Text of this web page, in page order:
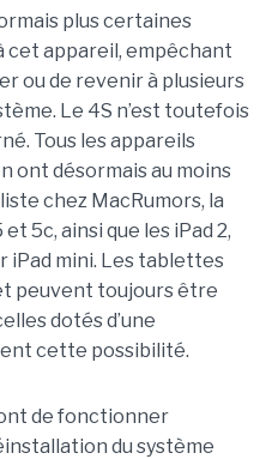
plus certaines
cet appareil, empêchant
ou de revenir à plusieurs
Le 4S n’est toutefois
Tous les appareils
ont désormais au moins
chez MacRumors, la
5c, ainsi que les iPad 2,
iPad mini. Les tablettes
peuvent toujours être
dotés d’une
cette possibilité.
de fonctionner
du système